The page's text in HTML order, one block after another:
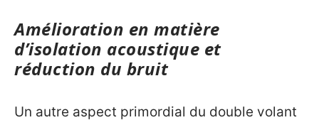
Amélioration en matière
d’isolation acoustique et
réduction du bruit
Un autre aspect primordial du double volant